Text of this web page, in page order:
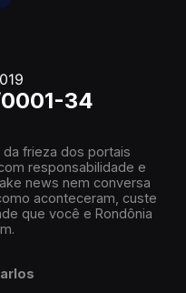
34
frieza dos portais
responsabilidade e
news nem conversa
aconteceram, custe
que você e Rondônia